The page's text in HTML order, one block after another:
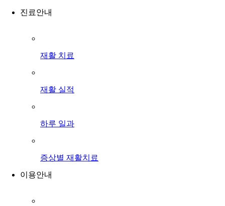
진료안내
재활 치료
재활 실적
하루 일과
증상별 재활치료
이용안내